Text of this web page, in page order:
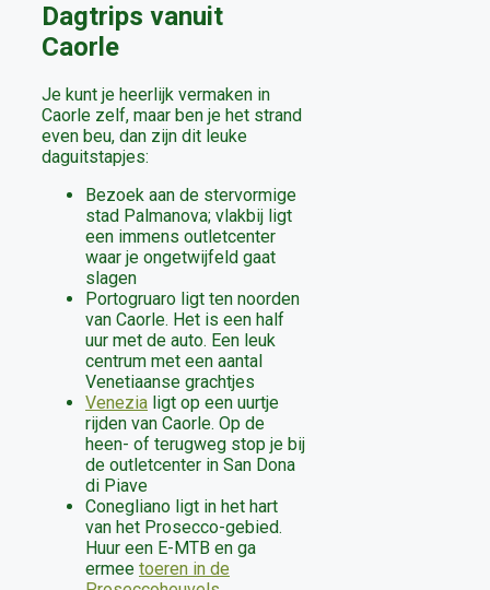
Dagtrips vanuit
Caorle
Je kunt je heerlijk vermaken in
Caorle zelf, maar ben je het strand
even beu, dan zijn dit leuke
daguitstapjes:
Bezoek aan de stervormige
stad Palmanova; vlakbij ligt
een immens outletcenter
waar je ongetwijfeld gaat
slagen
Portogruaro ligt ten noorden
van Caorle. Het is een half
uur met de auto. Een leuk
centrum met een aantal
Venetiaanse grachtjes
Venezia ligt op een uurtje
rijden van Caorle. Op de
heen- of terugweg stop je bij
de outletcenter in San Dona
di Piave
Conegliano ligt in het hart
van het Prosecco-gebied.
Huur een E-MTB en ga
ermee toeren in de